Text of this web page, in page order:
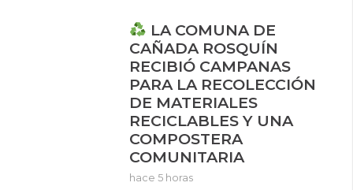
LA COMUNA DE
CAÑADA ROSQUÍN
RECIBIÓ CAMPANAS
PARA LA RECOLECCIÓN
DE MATERIALES
RECICLABLES Y UNA
COMPOSTERA
COMUNITARIA
hace 5 horas